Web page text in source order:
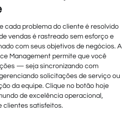
cada problema do cliente é resolvido
vendas é rastreado sem esforço e
com seus objetivos de negócios. A
Management permite que você
— seja sincronizando com
solicitações de serviço ou
da equipe. Clique no botão hoje
de excelência operacional,
clientes satisfeitos.